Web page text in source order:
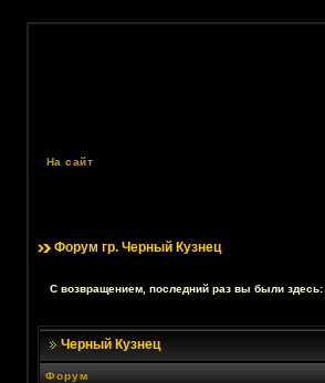
На сайт
Форум гр. Черный Кузнец
С возвращением, последний раз вы были здесь:
Черный Кузнец
Форум